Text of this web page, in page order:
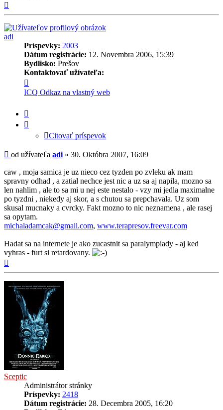
adi
Príspevky: 2003
Dátum registrácie: 12. Novembra 2006, 15:39
Bydlisko: Prešov
Kontaktovať užívateľa:
informácie
užívateľa
adi
ICQ Odkaz na vlastný web
Citovať príspevok
Príspevok
od užívateľa adi» 30. Októbra 2007, 16:09
caw , moja samica je uz nieco cez tyzden po zvleku ak mam
spravny odhad , a zatial nechce jest nic a uz sa aj napila, mozno sa
len nahlim , ale to sa mi u nej este nestalo - vzy mi jedla maximalne
po tyzdni , niekedy aj skor, a s chutou sa prepchavala. Uz som
skusal mucnaky a cvrcky. Fakt mozno to nic neznamena , ale rasej
sa opytam.
michaladamcak@gmail.com, www.terapresov.freevar.com
Hadat sa na internete je ako zucastnit sa paralympiady - aj ked
vyhras - furt si retardovany.
Sceptic
Administrátor stránky
Príspevky: 2418
Dátum registrácie: 28. Decembra 2005, 16:20